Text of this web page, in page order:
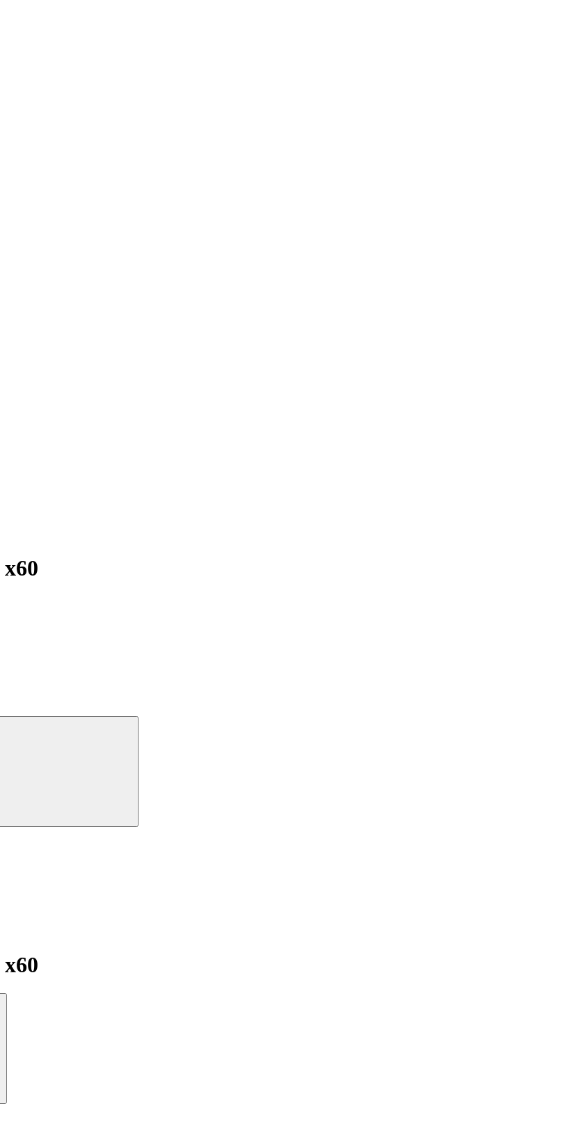
x60
x60